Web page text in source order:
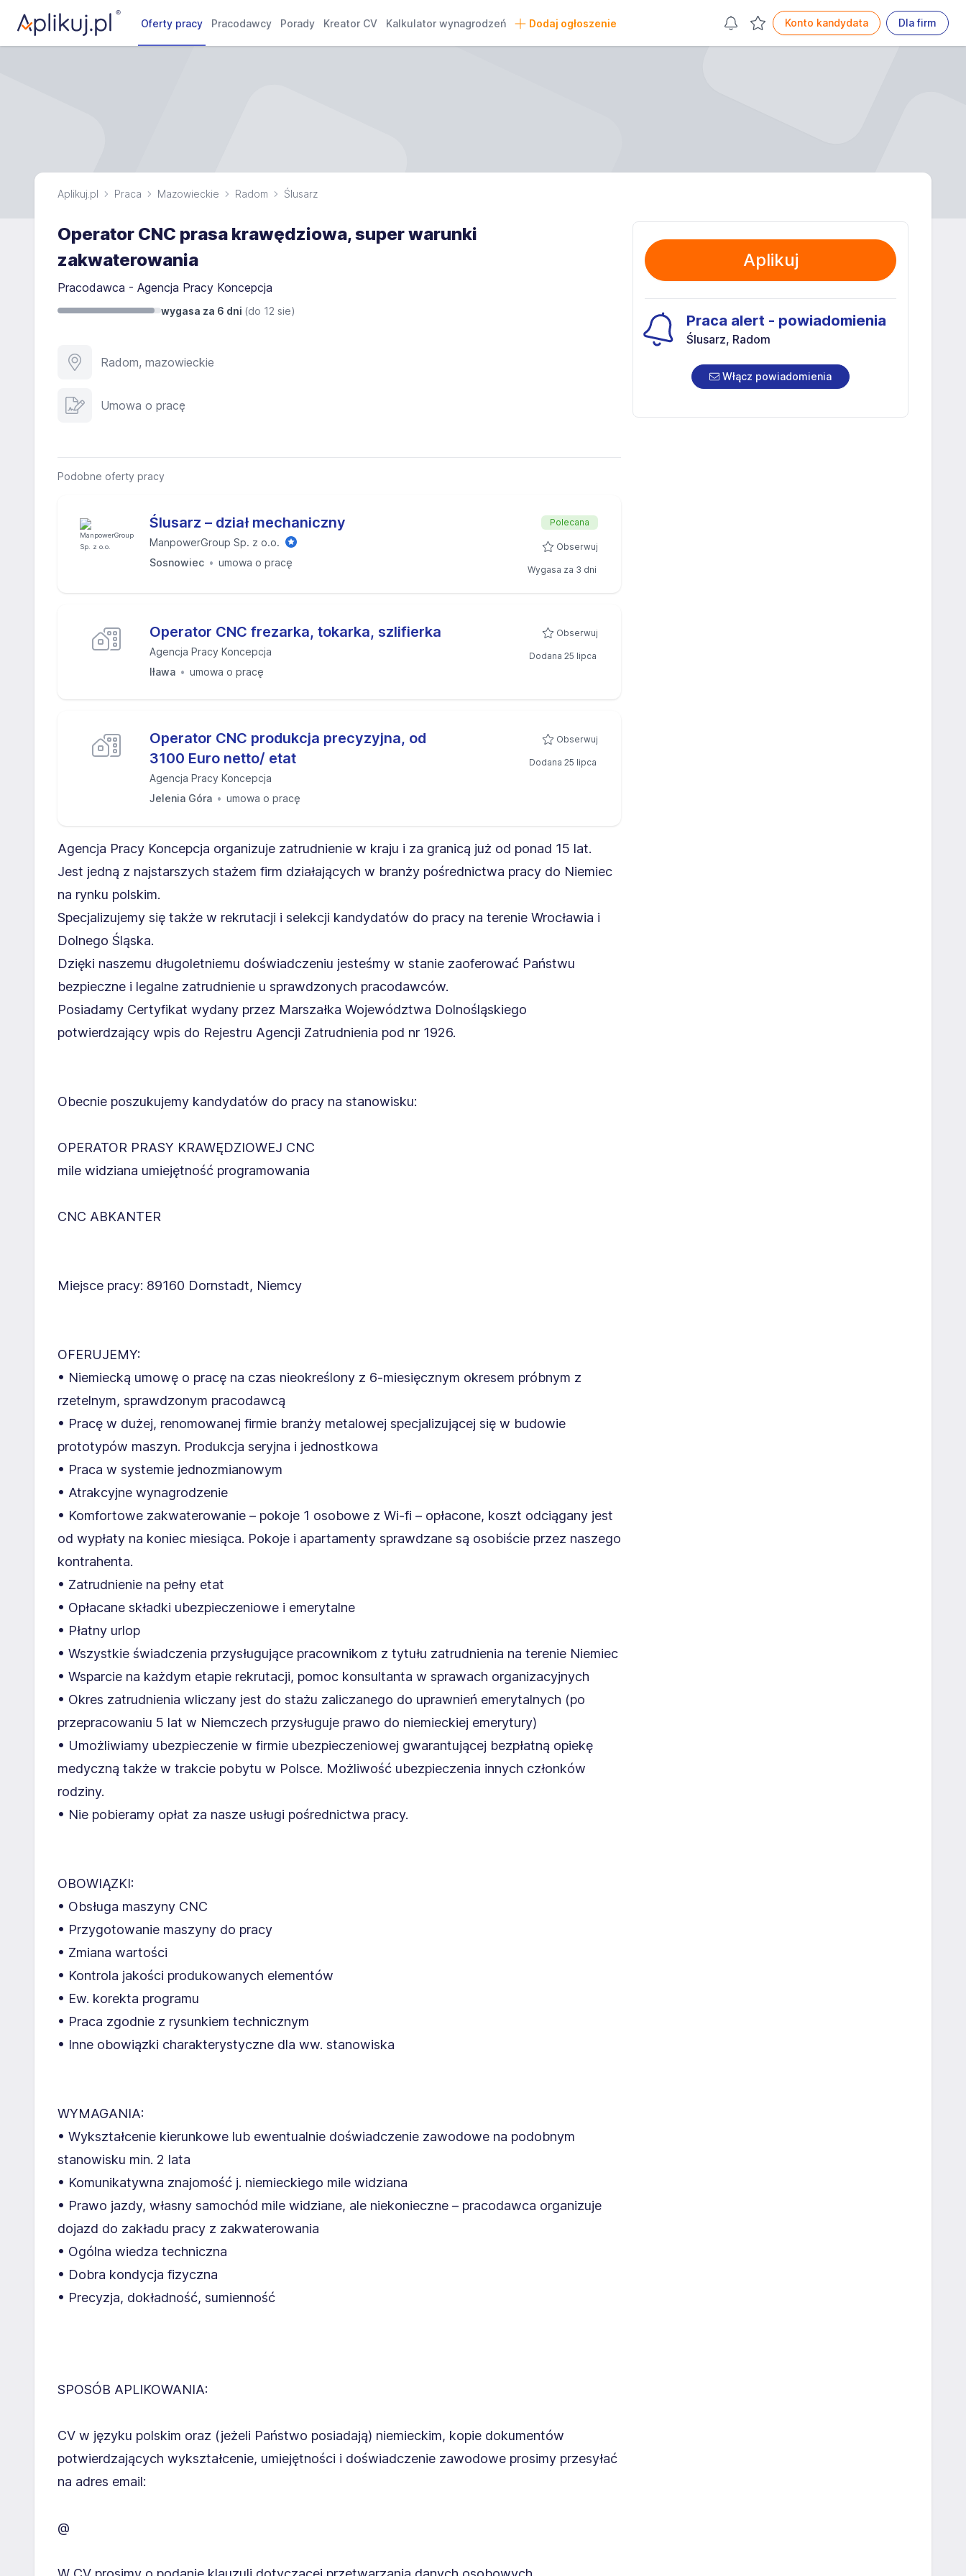
Oferty pracy Pracodawcy Porady Kreator CV Kalkulator wynagrodzeń Dodaj ogłoszenie Konto kandydata Dla firm
Aplikuj.pl Praca Mazowieckie Radom Ślusarz
Operator CNC prasa krawędziowa, super warunki
zakwaterowania
Pracodawca - Agencja Pracy Koncepcja
wygasa za 6 dni (do 12 sie)
Radom, mazowieckie
Umowa o pracę
Podobne oferty pracy
Ślusarz – dział mechaniczny
ManpowerGroup Sp. z o.o.
Sosnowiec
umowa o pracę
Polecana
Obserwuj
Wygasa za 3 dni
Operator CNC frezarka, tokarka, szlifierka
Agencja Pracy Koncepcja
Iława
umowa o pracę
Obserwuj
Dodana 25 lipca
Operator CNC produkcja precyzyjna, od
3100 Euro netto/ etat
Agencja Pracy Koncepcja
Jelenia Góra
umowa o pracę
Obserwuj
Dodana 25 lipca
Agencja Pracy Koncepcja organizuje zatrudnienie w kraju i za granicą już od ponad 15 lat.
Jest jedną z najstarszych stażem firm działających w branży pośrednictwa pracy do Niemiec
na rynku polskim.
Specjalizujemy się także w rekrutacji i selekcji kandydatów do pracy na terenie Wrocławia i
Dolnego Śląska.
Dzięki naszemu długoletniemu doświadczeniu jesteśmy w stanie zaoferować Państwu
bezpieczne i legalne zatrudnienie u sprawdzonych pracodawców.
Posiadamy Certyfikat wydany przez Marszałka Województwa Dolnośląskiego
potwierdzający wpis do Rejestru Agencji Zatrudnienia pod nr 1926.
Obecnie poszukujemy kandydatów do pracy na stanowisku:
OPERATOR PRASY KRAWĘDZIOWEJ CNC
mile widziana umiejętność programowania
CNC ABKANTER
Miejsce pracy: 89160 Dornstadt, Niemcy
OFERUJEMY:
• Niemiecką umowę o pracę na czas nieokreślony z 6-miesięcznym okresem próbnym z
rzetelnym, sprawdzonym pracodawcą
• Pracę w dużej, renomowanej firmie branży metalowej specjalizującej się w budowie
prototypów maszyn. Produkcja seryjna i jednostkowa
• Praca w systemie jednozmianowym
• Atrakcyjne wynagrodzenie
• Komfortowe zakwaterowanie – pokoje 1 osobowe z Wi-fi – opłacone, koszt odciągany jest
od wypłaty na koniec miesiąca. Pokoje i apartamenty sprawdzane są osobiście przez naszego
kontrahenta.
• Zatrudnienie na pełny etat
• Opłacane składki ubezpieczeniowe i emerytalne
• Płatny urlop
• Wszystkie świadczenia przysługujące pracownikom z tytułu zatrudnienia na terenie Niemiec
• Wsparcie na każdym etapie rekrutacji, pomoc konsultanta w sprawach organizacyjnych
• Okres zatrudnienia wliczany jest do stażu zaliczanego do uprawnień emerytalnych (po
przepracowaniu 5 lat w Niemczech przysługuje prawo do niemieckiej emerytury)
• Umożliwiamy ubezpieczenie w firmie ubezpieczeniowej gwarantującej bezpłatną opiekę
medyczną także w trakcie pobytu w Polsce. Możliwość ubezpieczenia innych członków
rodziny.
• Nie pobieramy opłat za nasze usługi pośrednictwa pracy.
OBOWIĄZKI:
• Obsługa maszyny CNC
• Przygotowanie maszyny do pracy
• Zmiana wartości
• Kontrola jakości produkowanych elementów
• Ew. korekta programu
• Praca zgodnie z rysunkiem technicznym
• Inne obowiązki charakterystyczne dla ww. stanowiska
WYMAGANIA:
• Wykształcenie kierunkowe lub ewentualnie doświadczenie zawodowe na podobnym
stanowisku min. 2 lata
• Komunikatywna znajomość j. niemieckiego mile widziana
• Prawo jazdy, własny samochód mile widziane, ale niekonieczne – pracodawca organizuje
dojazd do zakładu pracy z zakwaterowania
• Ogólna wiedza techniczna
• Dobra kondycja fizyczna
• Precyzja, dokładność, sumienność
SPOSÓB APLIKOWANIA:
CV w języku polskim oraz (jeżeli Państwo posiadają) niemieckim, kopie dokumentów
potwierdzających wykształcenie, umiejętności i doświadczenie zawodowe prosimy przesyłać
na adres email:
@
Aplikuj
Praca alert - powiadomienia
Ślusarz, Radom
Włącz powiadomienia